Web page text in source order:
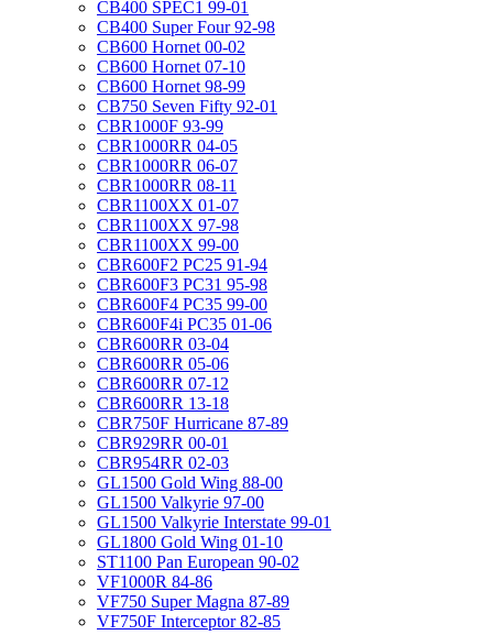
CB400 SPEC1 99-01
CB400 Super Four 92-98
CB600 Hornet 00-02
CB600 Hornet 07-10
CB600 Hornet 98-99
CB750 Seven Fifty 92-01
CBR1000F 93-99
CBR1000RR 04-05
CBR1000RR 06-07
CBR1000RR 08-11
CBR1100XX 01-07
CBR1100XX 97-98
CBR1100XX 99-00
CBR600F2 PC25 91-94
CBR600F3 PC31 95-98
CBR600F4 PC35 99-00
CBR600F4i PC35 01-06
CBR600RR 03-04
CBR600RR 05-06
CBR600RR 07-12
CBR600RR 13-18
CBR750F Hurricane 87-89
CBR929RR 00-01
CBR954RR 02-03
GL1500 Gold Wing 88-00
GL1500 Valkyrie 97-00
GL1500 Valkyrie Interstate 99-01
GL1800 Gold Wing 01-10
ST1100 Pan European 90-02
VF1000R 84-86
VF750 Super Magna 87-89
VF750F Interceptor 82-85